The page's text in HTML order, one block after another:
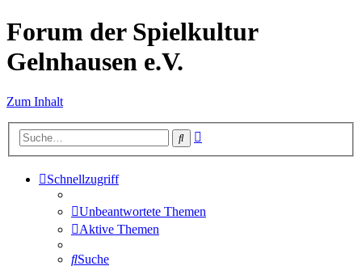
Forum der Spielkultur
Gelnhausen e.V.
Zum Inhalt
Suche
Schnellzugriff
Unbeantwortete Themen
Aktive Themen
Suche